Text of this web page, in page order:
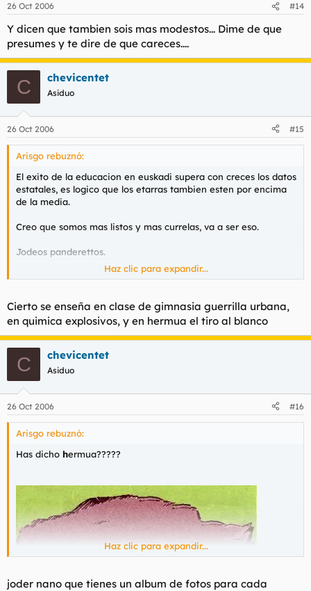
26 Oct 2006 #14
Y dicen que tambien sois mas modestos... Dime de que
presumes y te dire de que careces....
C chevicentet
Asiduo
26 Oct 2006 #15
Arisgo rebuznó:
El exito de la educacion en euskadi supera con creces los datos
estatales, es logico que los etarras tambien esten por encima
de la media.
Creo que somos mas listos y mas currelas, va a ser eso.
Jodeos panderettos.
Gñeeeeeeeee ñarf ñarf ñarf....
Haz clic para expandir...
Cierto se enseña en clase de gimnasia guerrilla urbana,
en quimica explosivos, y en hermua el tiro al blanco
C chevicentet
Asiduo
26 Oct 2006 #16
Arisgo rebuznó:
Has dicho hermua?????
Haz clic para expandir...
joder nano que tienes un album de fotos para cada